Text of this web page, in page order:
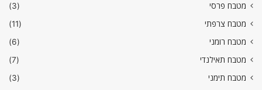
מטבח פרסי
(3)
מטבח צרפתי
(11)
מטבח רומני
(6)
מטבח תאילנדי
(7)
מטבח תימני
(3)